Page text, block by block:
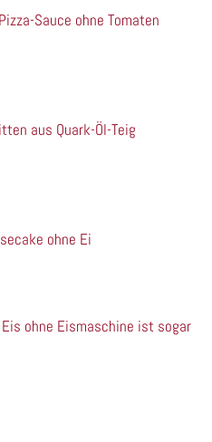
Sauce ohne Tomaten
aus Quark-Öl-Teig
ohne Ei
ohne Eismaschine ist sogar